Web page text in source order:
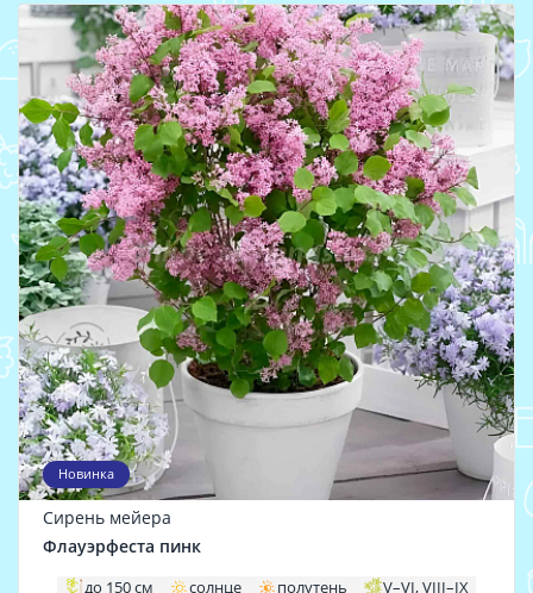
Новинка
Сирень мейера
Флауэрфеста пинк
до 150 см солнце полутень V–VI, VIII–IX